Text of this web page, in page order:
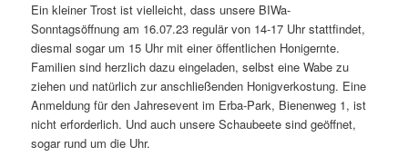
Ein kleiner Trost ist vielleicht, dass unsere BIWa-
Sonntagsöffnung am 16.07.23 regulär von 14-17 Uhr stattfindet,
diesmal sogar um 15 Uhr mit einer öffentlichen Honigernte.
Familien sind herzlich dazu eingeladen, selbst eine Wabe zu
ziehen und natürlich zur anschließenden Honigverkostung. Eine
Anmeldung für den Jahresevent im Erba-Park, Bienenweg 1, ist
nicht erforderlich. Und auch unsere Schaubeete sind geöffnet,
sogar rund um die Uhr.